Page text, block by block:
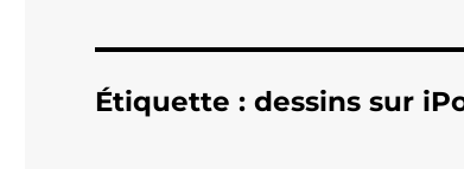
Étiquette :dessins sur